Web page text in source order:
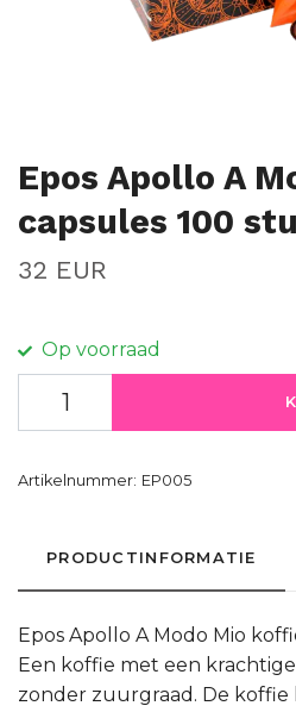
Epos Apollo A
capsules 100
32 EUR
Op voorraad
Artikelnummer: EP005
PRODUCTINFORMATIE
Epos Apollo A Modo Mio
Een koffie met een
zonder zuurgraad. De koffie